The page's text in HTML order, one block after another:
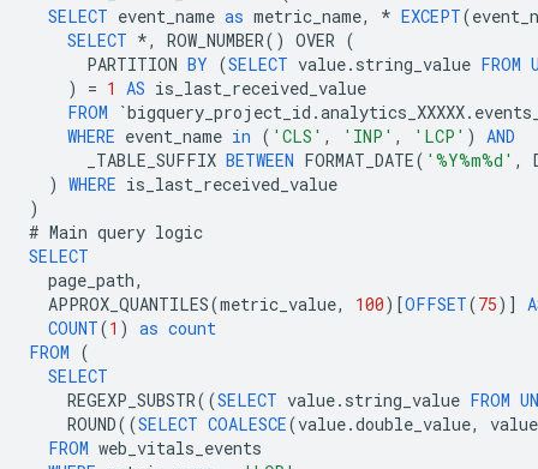
SELECT event_name as metric_name, * EXCEPT(
SELECT *, ROW_NUMBER() OVER (
PARTITION BY (SELECT value. string_value FROM
)
= 1 AS is_last_received_value
FROM
`bigquery_project_id .analytics_XXXXX.
WHERE event_name in ( 'CLS' , 'INP' , 'LCP' )
AND
_TABLE_SUFFIX BETWEEN FORMAT_DATE( '%Y%m%d' ,
) WHERE is_last_received_value
)
# Main query logic
SELECT
page_path,
APPROX_QUANTILES(metric_value, 100)[OFFSET(75)]
COUNT(1 ) as count
FROM (
SELECT
REGEXP_SUBSTR((SELECT value. string_value FROM
ROUND((SELECT COALESCE(value.double_value,
value
FROM web_vitals_events